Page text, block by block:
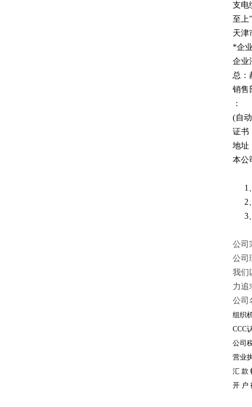
支电
至上”
天津
*企
企业
总：
销售
：
(自动
证书
地址
本公
1、
2、
3、
公司
公司
我们
力追
公司
组织
CCC
公司
营业
汇 款
开 户